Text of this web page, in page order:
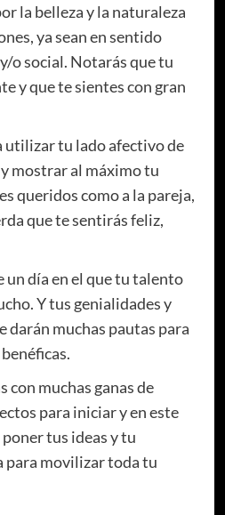
la belleza y la naturaleza
ya sean en sentido
o social. Notarás que tu
y que te sientes con gran
utilizar tu lado afectivo de
mostrar al máximo tu
queridos como a la pareja,
que te sentirás feliz,
un día en el que tu talento
Y tus genialidades y
darán muchas pautas para
con muchas ganas de
para iniciar y en este
tus ideas y tu
para movilizar toda tu